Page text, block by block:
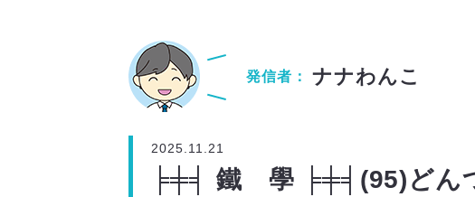
発信者： ナナわんこ
2025.11.21
╞╪╡ 鐵 學 ╞╪╡(95)どん